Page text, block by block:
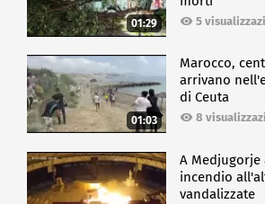
01:29 5
01:03
Marocco,
arrivano
di Ceuta
8
A Medjugorje
incendio
vandalizzate